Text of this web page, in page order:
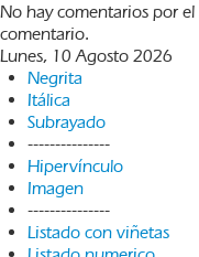
No hay comentarios por
comentario.
Lunes, 10 Agosto 2026
Negrita
Itálica
Subrayado
---------------
Hipervínculo
Imagen
---------------
Listado con viñetas